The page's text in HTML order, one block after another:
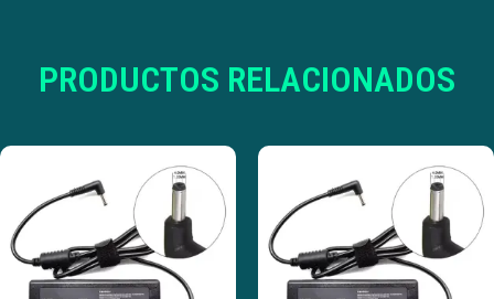
PRODUCTOS RELACIONADOS